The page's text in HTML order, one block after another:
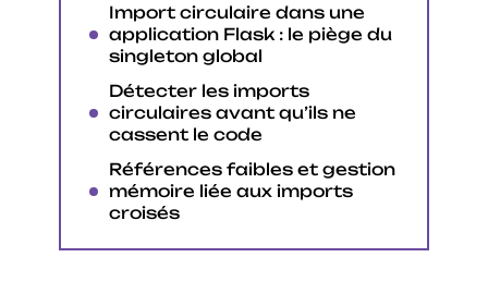
Import circulaire dans une
application Flask : le piège du
singleton global
Détecter les imports
circulaires avant qu’ils ne
cassent le code
Références faibles et gestion
mémoire liée aux imports
croisés